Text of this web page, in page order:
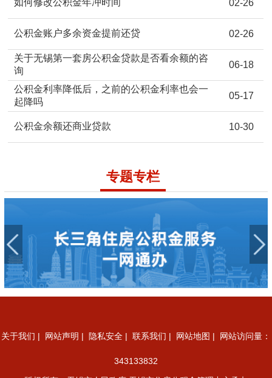
02-26
公积金账户多余资金提前还贷 02-26
关于无锡第一套房公积金贷款是否看余额的咨
询
06-18
公积金利率降低后，之前的公积金利率也会一
起降吗
05-17
公积金余额还商业贷款 10-30
专题专栏
关于我们 网站声明 隐私安全 联系我们 网站地图 | 网站访问量：
343133832